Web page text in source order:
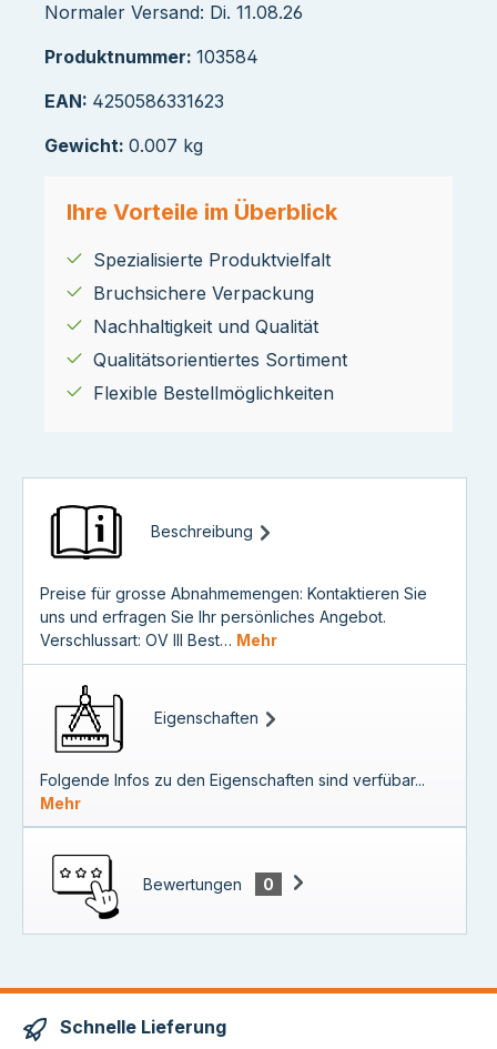
Normaler Versand: Di. 11.08.26
Produktnummer: 103584
EAN: 4250586331623
Gewicht: 0.007 kg
Ihre Vorteile im Überblick
Spezialisierte Produktvielfalt
Bruchsichere Verpackung
Nachhaltigkeit und Qualität
Qualitätsorientiertes Sortiment
Flexible Bestellmöglichkeiten
Beschreibung
Preise für grosse Abnahmemengen: Kontaktieren Sie
uns und erfragen Sie Ihr persönliches Angebot.
Verschlussart: OV III Best… Mehr
Eigenschaften
Folgende Infos zu den Eigenschaften sind verfübar...
Mehr
Bewertungen 0
Schnelle Lieferung